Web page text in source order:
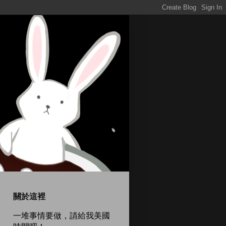
關於這裡
一堆事情要做，請給我美國